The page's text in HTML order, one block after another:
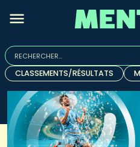
Rechercher :
Quand les résultats de
CLASSEMENTS/RÉSULTATS